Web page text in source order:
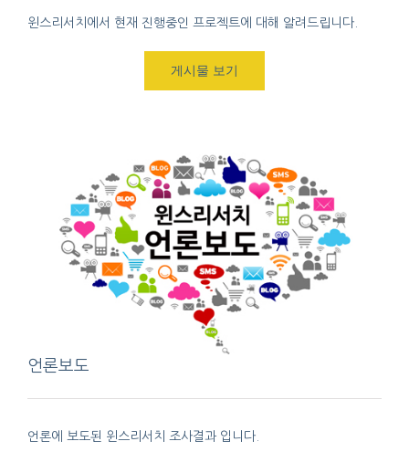
윈스리서치에서 현재 진행중인 프로젝트에 대해 알려드립니다.
게시물 보기
언론보도
언론에 보도된 윈스리서치 조사결과 입니다.